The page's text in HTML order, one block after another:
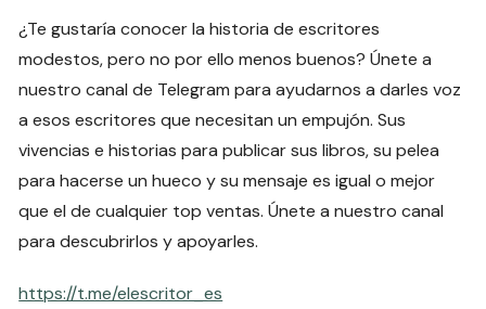
¿Te gustaría conocer la historia de escritores
modestos, pero no por ello menos buenos? Únete a
nuestro canal de Telegram para ayudarnos a darles voz
a esos escritores que necesitan un empujón. Sus
vivencias e historias para publicar sus libros, su pelea
para hacerse un hueco y su mensaje es igual o mejor
que el de cualquier top ventas. Únete a nuestro canal
para descubrirlos y apoyarles.
https://t.me/elescritor_es